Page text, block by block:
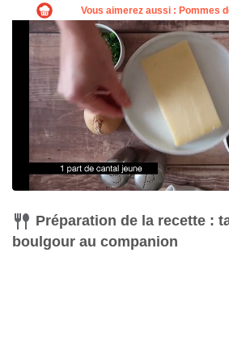
Préparation de la recette :
boulgour au companion